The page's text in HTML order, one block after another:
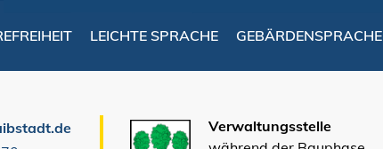
LEICHTE SPRACHE GEBÄRDENSPRACHE
Verwaltungsstelle